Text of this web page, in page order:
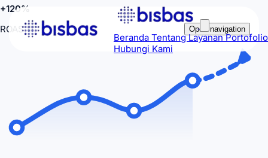
Open navigation
Beranda TentangLayananPortofolio
Hubungi Kami
+120%
ROAS